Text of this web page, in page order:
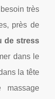
très
près de
de stress
dans le
la tête
massage